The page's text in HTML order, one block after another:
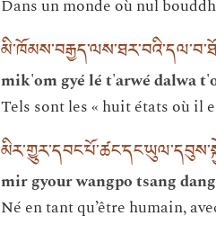
Dans un monde où nul
mik'om gyé lé t'arwé dalwa
Tels sont les « huit états où il
mir gyour wangpo tsang
Né en tant qu’être humain,